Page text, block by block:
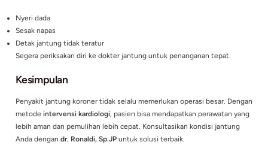
Minim risiko
Pemulihan cepat
hari.
dr. Ronaldi, Sp.JP: Ahli Intervensi Kardiologi
Jakarta
Sebagai dokter spesialis jantung dan pembuluh darah